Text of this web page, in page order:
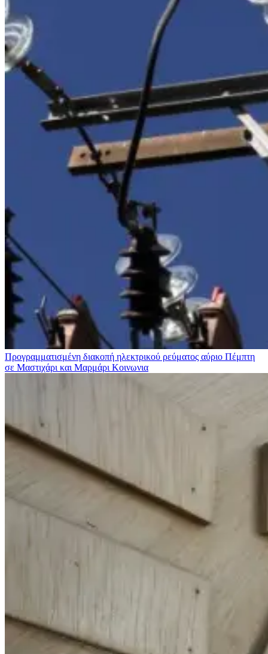
Προγραμματισμένη διακοπή ηλεκτρικού ρεύματος αύριο Πέμπτη
σε Μαστιχάρι και Μαρμάρι Κοινωνια